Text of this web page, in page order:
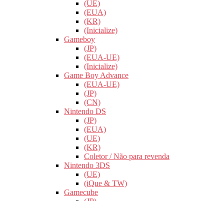
(UE)
(EUA)
(KR)
(Inicialize)
Gameboy
(JP)
(EUA-UE)
(Inicialize)
Game Boy Advance
(EUA-UE)
(JP)
(CN)
Nintendo DS
(JP)
(EUA)
(UE)
(KR)
Coletor / Não para revenda
Nintendo 3DS
(UE)
(iQue & TW)
Gamecube